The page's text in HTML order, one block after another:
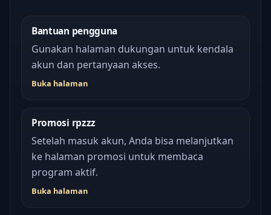
Bantuan pengguna
Gunakan halaman dukungan untuk kendala
akun dan pertanyaan akses.
Buka halaman
Promosi rpzzz
Setelah masuk akun, Anda bisa melanjutkan
ke halaman promosi untuk membaca
program aktif.
Buka halaman